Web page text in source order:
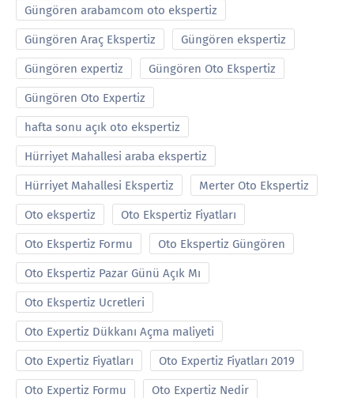
Güngören arabamcom oto ekspertiz
Güngören Araç Ekspertiz Güngören ekspertiz
Güngören expertiz Güngören Oto Ekspertiz
Güngören Oto Expertiz
hafta sonu açık oto ekspertiz
Hürriyet Mahallesi araba ekspertiz
Hürriyet Mahallesi Ekspertiz Merter Oto Ekspertiz
Oto ekspertiz Oto Ekspertiz Fiyatları
Oto Ekspertiz Formu Oto Ekspertiz Güngören
Oto Ekspertiz Pazar Günü Açık Mı
Oto Ekspertiz Ucretleri
Oto Expertiz Dükkanı Açma maliyeti
Oto Expertiz Fiyatları Oto Expertiz Fiyatları 2019
Oto Expertiz Formu Oto Expertiz Nedir